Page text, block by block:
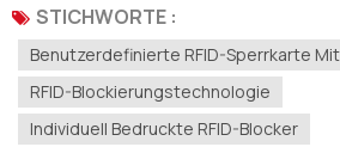
RFID-Abschirmungstechnologie: passive
Abschirmung.Die Verw...
STICHWORTE :
Benutzerdefinierte RFID-Sperrkarte
RFID-Blockierungstechnologie
Individuell Bedruckte RFID-Blocker